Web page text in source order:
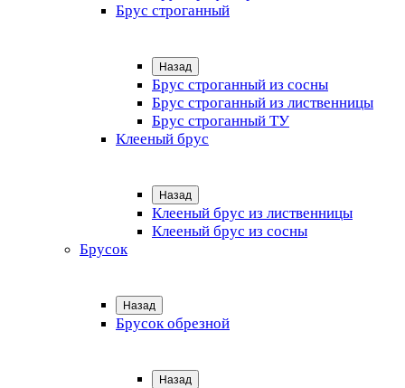
Брус строганный
Назад
Брус строганный из сосны
Брус строганный из лиственницы
Брус строганный ТУ
Клееный брус
Назад
Клееный брус из лиственницы
Клееный брус из сосны
Брусок
Назад
Брусок обрезной
Назад